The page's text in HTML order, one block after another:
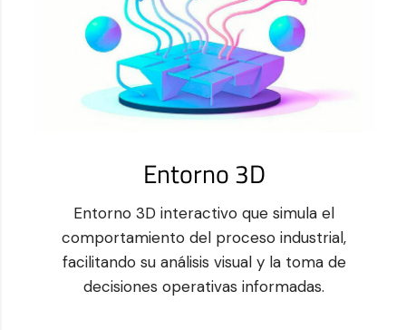
Entorno 3D
Entorno 3D interactivo que simula el
comportamiento del proceso industrial,
facilitando su análisis visual y la toma de
decisiones operativas informadas.